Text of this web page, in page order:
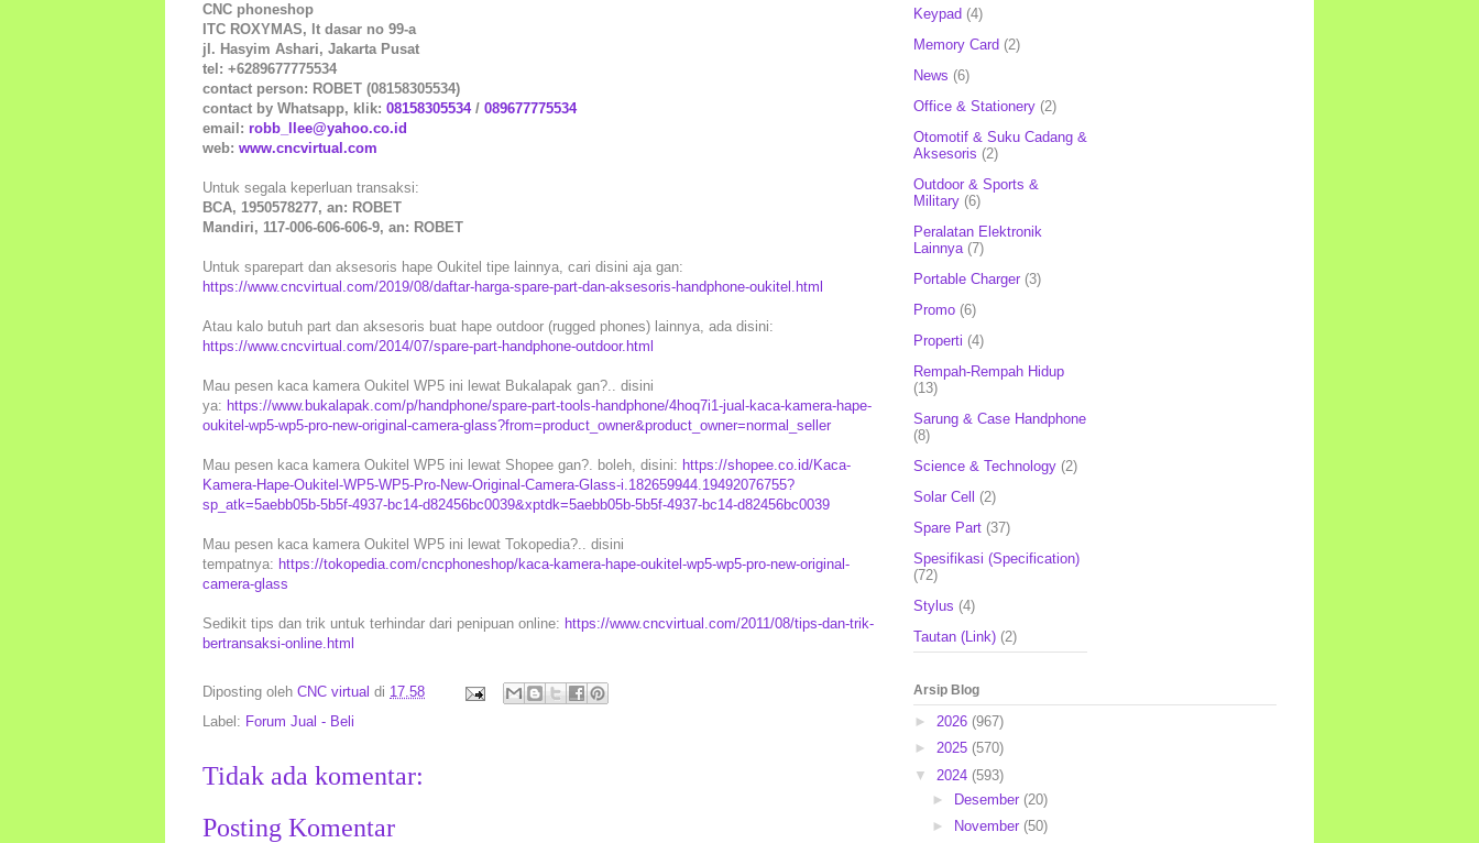
CNC phoneshop
ITC ROXYMAS, lt dasar no 99-a
jl. Hasyim Ashari, Jakarta Pusat
tel: +6289677775534
contact person: ROBET (08158305534)
contact by Whatsapp, klik: 08158305534/ 089677775534
email: robb_llee@yahoo.co.id
web: www.cncvirtual.com
Untuk segala keperluan transaksi:
BCA, 1950578277, an: ROBET
Mandiri, 117-006-606-606-9, an: ROBET
Untuk sparepart dan aksesoris hape Oukitel tipe lainnya, cari disini aja gan:
https://www.cncvirtual.com/2019/08/daftar-harga-spare-part-dan-aksesoris-handphone-oukitel.html
Atau kalo butuh part dan aksesoris buat hape outdoor (rugged phones) lainnya, ada disini:
https://www.cncvirtual.com/2014/07/spare-part-handphone-outdoor.html
Mau pesen kaca kamera Oukitel WP5 ini lewat Bukalapak gan?.. disini
ya: https://www.bukalapak.com/p/handphone/spare-part-tools-handphone/4hoq7i1-jual-kaca-kamera-hape-
oukitel-wp5-wp5-pro-new-original-camera-glass?from=product_owner&product_owner=normal_seller
Mau pesen kaca kamera Oukitel WP5 ini lewat Shopee gan?. boleh, disini: https://shopee.co.id/Kaca-
Kamera-Hape-Oukitel-WP5-WP5-Pro-New-Original-Camera-Glass-i.182659944.19492076755?
sp_atk=5aebb05b-5b5f-4937-bc14-d82456bc0039&xptdk=5aebb05b-5b5f-4937-bc14-d82456bc0039
Mau pesen kaca kamera Oukitel WP5 ini lewat Tokopedia?.. disini
tempatnya: https://tokopedia.com/cncphoneshop/kaca-kamera-hape-oukitel-wp5-wp5-pro-new-original-
camera-glass
Sedikit tips dan trik untuk terhindar dari penipuan online: https://www.cncvirtual.com/2011/08/tips-dan-trik-
bertransaksi-online.html
Diposting oleh CNC virtual di 17.58
Label: Forum Jual - Beli
Tidak ada komentar:
Posting Komentar
Keypad (4)
Memory Card (2)
News (6)
Office & Stationery (2)
Otomotif & Suku Cadang &
Aksesoris (2)
Outdoor & Sports &
Military (6)
Peralatan Elektronik
Lainnya (7)
Portable Charger (3)
Promo (6)
Properti (4)
Rempah-Rempah Hidup
(13)
Sarung & Case Handphone
(8)
Science & Technology (2)
Solar Cell (2)
Spare Part (37)
Spesifikasi (Specification)
(72)
Stylus (4)
Tautan (Link) (2)
Arsip Blog
► 2026 (967)
► 2025 (570)
▼ 2024 (593)
► Desember (20)
►
November (50)